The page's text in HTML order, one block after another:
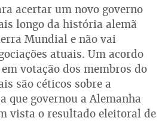
acertar um novo governo
longo da história alemã
Mundial e não vai
atuais. Um acordo
votação dos membros do
são céticos sobre a
que governou a Alemanha
vista o resultado eleitoral de